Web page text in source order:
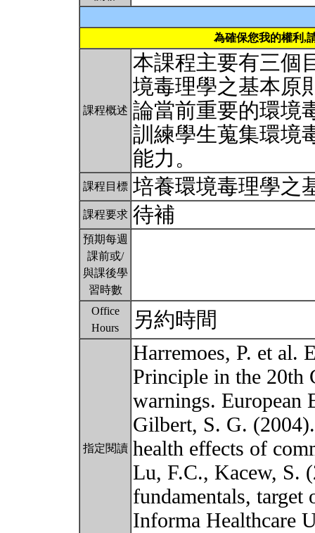
為確保您我的權利,
課程概述
本課程主要有三個
境毒理學之基本原
論當前重要的環境
訓練學生蒐集環境
能力。
課程目標 培養環境毒理學之
課程要求 待補
預期每週
課前或/
與課後學
習時數
Office
Hours
另約時間
指定閱讀
Harremoes, P. et al.
Principle in the 20th
warnings. European
Gilbert, S. G.
health effects of
Lu, F.C., Kacew, S.
fundamentals, target
Informa Healthcare